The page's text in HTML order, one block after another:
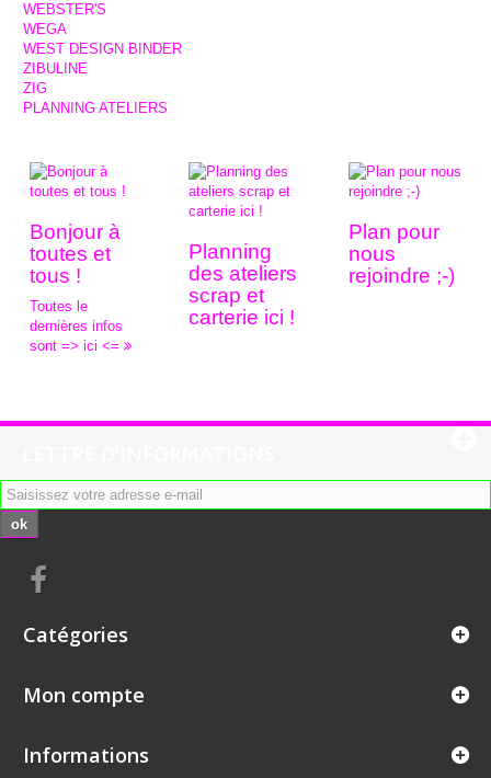
WEBSTER'S
WEGA
WEST DESIGN BINDER
ZIBULINE
ZIG
PLANNING ATELIERS
Bonjour à
toutes et
tous !
Toutes le
dernières infos
sont => ici <=
Planning
des ateliers
scrap et
carterie ici !
Plan pour
nous
rejoindre ;-)
ok
Catégories
Mon compte
Informations